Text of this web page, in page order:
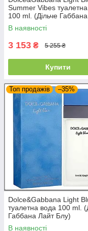
Summer Vibes
100 ml. (Дільче
Блю Саммер Вайбс)
В наявності
3 153 ₴ 5 255 ₴
Купити
Топ продажів –35%
Dolce&Gabbana Light
туалетна вода 100 ml.
Габбана Лайт Блу)
В наявності